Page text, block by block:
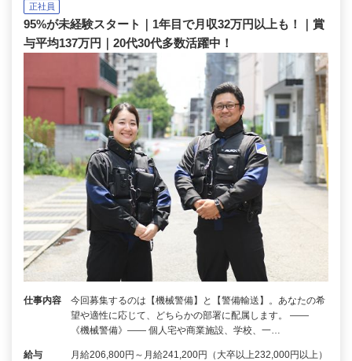
正社員
95%が未経験スタート｜1年目で月収32万円以上も！｜賞
与平均137万円｜20代30代多数活躍中！
仕事内容
今回募集するのは【機械警備】と【警備輸送】。あなたの希
望や適性に応じて、どちらかの部署に配属します。 ――
《機械警備》―― 個人宅や商業施設、学校、一…
給与
月給206,800円～月給241,200円（大卒以上232,000円以上）